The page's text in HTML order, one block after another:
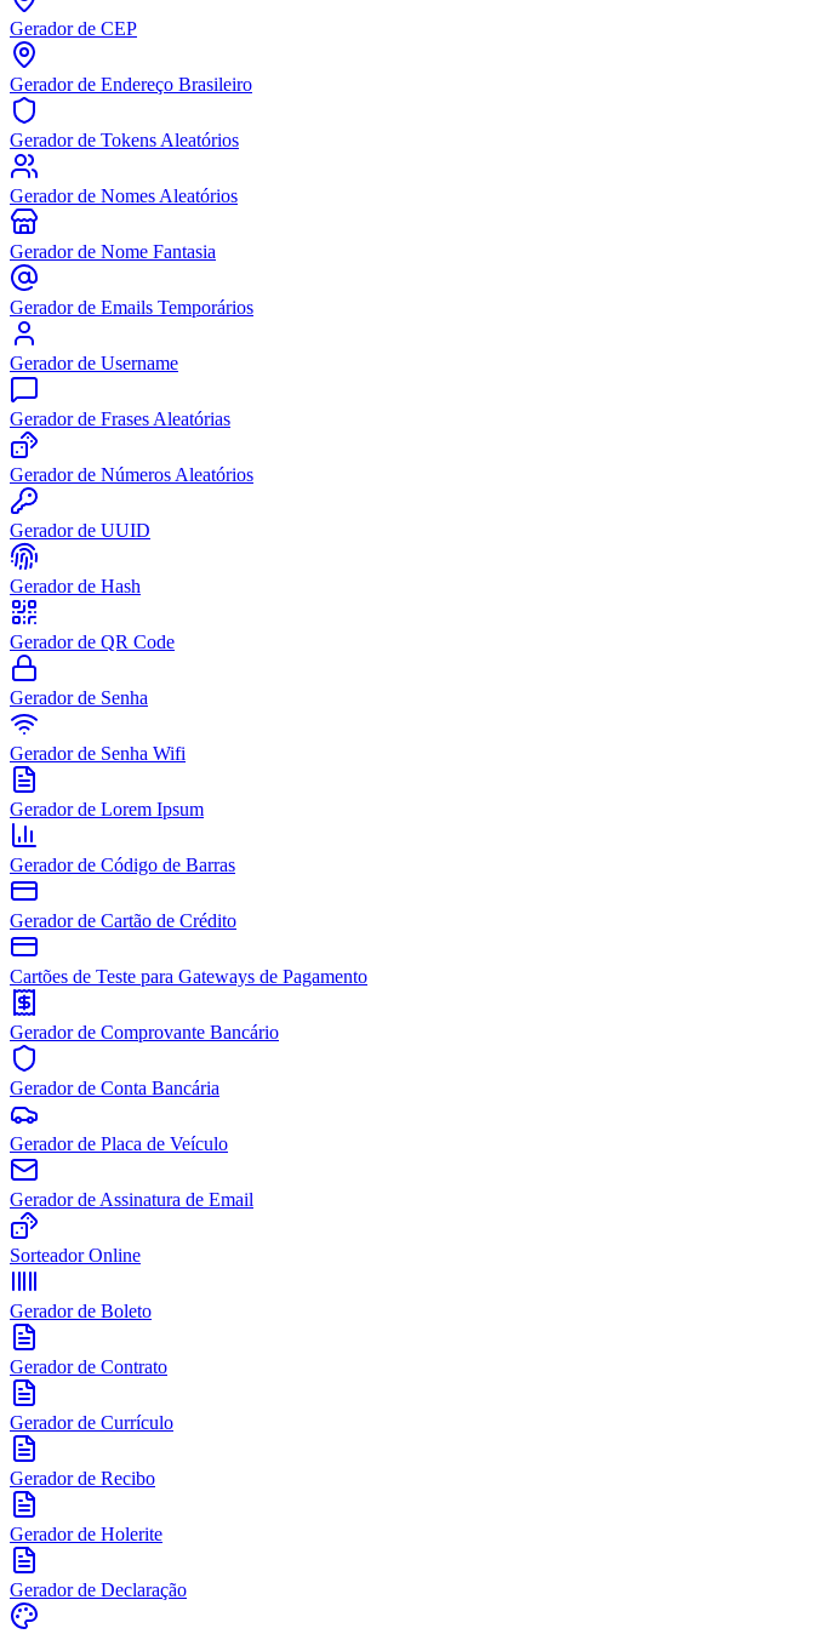
Gerador de CEP
Gerador de Endereço Brasileiro
Gerador de Tokens Aleatórios
Gerador de Nomes Aleatórios
Gerador de Nome Fantasia
Gerador de Emails Temporários
Gerador de Username
Gerador de Frases Aleatórias
Gerador de Números Aleatórios
Gerador de UUID
Gerador de Hash
Gerador de QR Code
Gerador de Senha
Gerador de Senha Wifi
Gerador de Lorem Ipsum
Gerador de Código de Barras
Gerador de Cartão de Crédito
Cartões de Teste para Gateways de Pagamento
Gerador de Comprovante Bancário
Gerador de Conta Bancária
Gerador de Placa de Veículo
Gerador de Assinatura de Email
Sorteador Online
Gerador de Boleto
Gerador de Contrato
Gerador de Currículo
Gerador de Recibo
Gerador de Holerite
Gerador de Declaração